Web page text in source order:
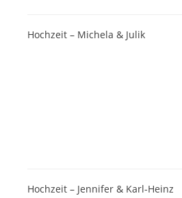
Hochzeit – Michela & Julik
Hochzeit – Jennifer & Karl-Heinz